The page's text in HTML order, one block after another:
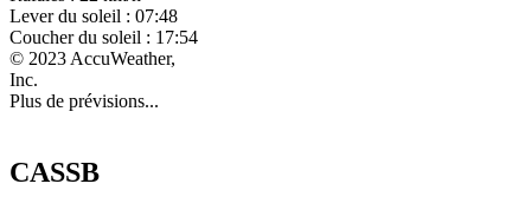
Lever du soleil : 07:48
Coucher du soleil : 17:54
© 2023 AccuWeather,
Inc.
Plus de prévisions...
CASSB